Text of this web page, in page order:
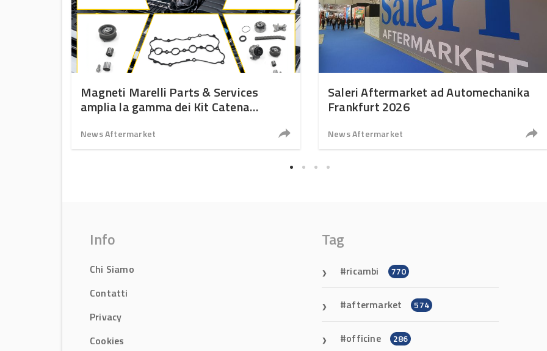
Magneti Marelli Parts & Services
amplia la gamma dei Kit Catena
News Aftermarket
Saleri Aftermarket ad Automechanika
Frankfurt 2026
News Aftermarket
Info
Chi Siamo
Contatti
Privacy
Cookies
Tag
ricambi 770
aftermarket 574
officine 286